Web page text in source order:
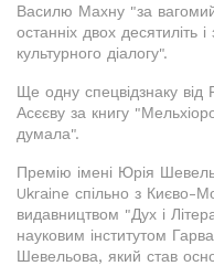
Василю Махну "за вагомий
останніх двох десятиліть
культурного діалогу".
Ще одну спецвідзнаку від
Асєєву за книгу
думала".
Премію імені Юрія
Ukraine спільно з Києво-
видавництвом "Дух і
науковим інститутом
Шевельова, який став